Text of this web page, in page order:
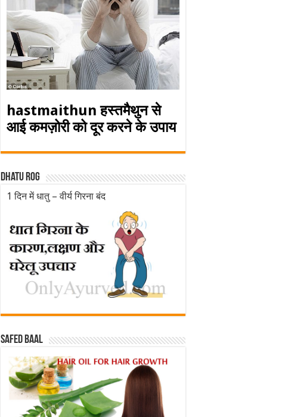
hastmaithun हस्तमैथुन से
आई कमज़ोरी को दूर करने के उपाय
Dhatu rog
1 दिन में धातु – वीर्य गिरना बंद
Safed baal